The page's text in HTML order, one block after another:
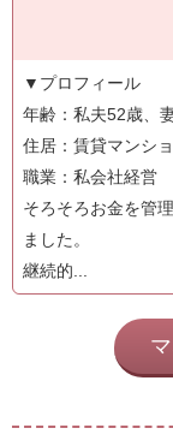
▼プロフィール
年齢：私夫52歳、
住居：賃貸マンショ
職業：私会社経営
そろそろお金を管
ました。
継続的...